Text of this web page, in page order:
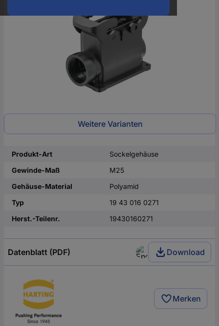
Weitere Varianten
Produkt-Art
Sockelgehäuse
Gewinde-Maß
M25
Gehäuse-Material
Polyamid
Typ
19 43 016 0271
Herst.-Teilenr.
19430160271
Datenblatt (PDF) Download
Merken